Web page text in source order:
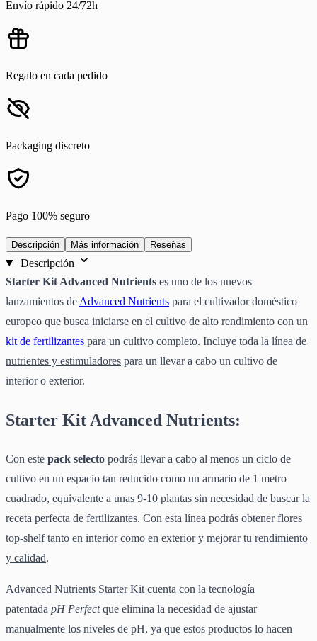
Envío rápido 24/72h
Regalo en cada pedido
Packaging discreto
Pago 100% seguro
Descripción Más información Reseñas
Descripción
Starter Kit Advanced Nutrients es uno de los nuevos
lanzamientos de Advanced Nutrients para el cultivador doméstico
europeo que busca iniciarse en el cultivo de alto rendimiento con un
kit de fertilizantes para un cultivo completo. Incluye toda la línea de
nutrientes y estimuladores para un llevar a cabo un cultivo de
interior o exterior.
Starter Kit Advanced Nutrients:
Con este pack selecto podrás llevar a cabo al menos un ciclo de
cultivo en un espacio tan reducido como un armario de 1 metro
cuadrado, equivalente a unas 9-10 plantas sin necesidad de buscar la
receta perfecta de fertilizantes. Con esta línea podrás obtener flores
top-shelf tanto en interior como en exterior y mejorar tu rendimiento
y calidad.
Advanced Nutrients Starter Kit cuenta con la tecnología
patentada pH Perfectque elimina la necesidad de ajustar
manualmente los niveles de pH, ya que estos productos lo hacen